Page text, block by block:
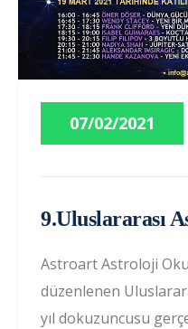
07/02/2021
9.Uluslararası
Astroart Astroloji
düzenlenen
yıl dokuzuncusu